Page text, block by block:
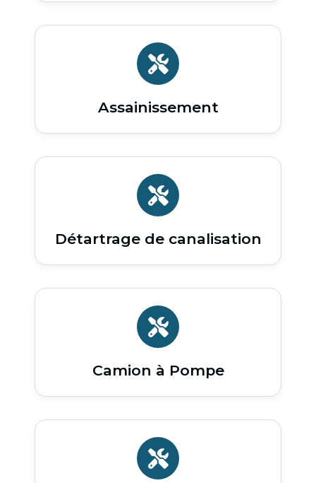
Assainissement
Détartrage de canalisation
Camion à Pompe